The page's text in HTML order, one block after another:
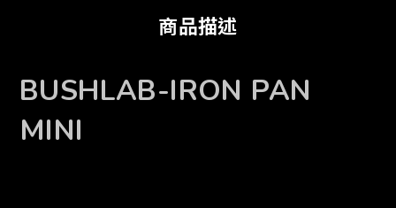
商品描述
BUSHLAB-IRON PAN
MINI